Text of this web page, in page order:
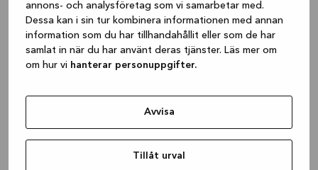
annons- och analysföretag som vi samarbetar med.
Dessa kan i sin tur kombinera informationen med annan
information som du har tillhandahållit eller som de har
samlat in när du har använt deras tjänster. Läs mer om
om hur vi hanterar personuppgifter.
Avvisa
Tillåt urval
(see the browser console for more
information).